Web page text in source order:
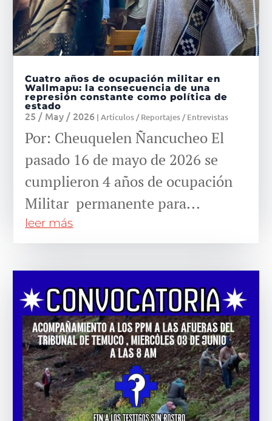
Cuatro años de ocupación militar en
Wallmapu: la consecuencia de una
represión constante como política de
estado
25 / May / 2026 |Artículos / Reportajes / Entrevistas
Por: Cheuquelen Ñancucheo El
pasado 16 de mayo de 2026 se
cumplieron 4 años de ocupación
Militar permanente para...
leer más